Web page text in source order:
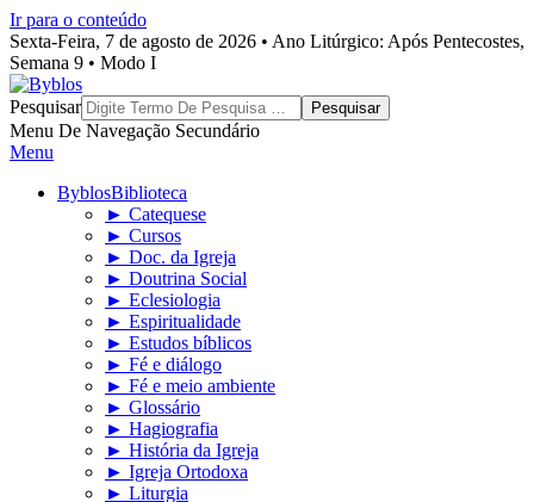
Ir para o conteúdo
Sexta-Feira, 7 de agosto de 2026 • Ano Litúrgico: Após Pentecostes,
Semana 9 • Modo I
Byblos
Pesquisar
Menu De Navegação Secundário
Menu
ByblosBiblioteca
► Catequese
► Cursos
► Doc. da Igreja
► Doutrina Social
► Eclesiologia
► Espiritualidade
► Estudos bíblicos
► Fé e diálogo
► Fé e meio ambiente
► Glossário
► Hagiografia
► História da Igreja
► Igreja Ortodoxa
► Liturgia